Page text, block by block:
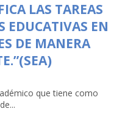
LAS TAREAS
EDUCATIVAS EN
DE MANERA
que tiene como